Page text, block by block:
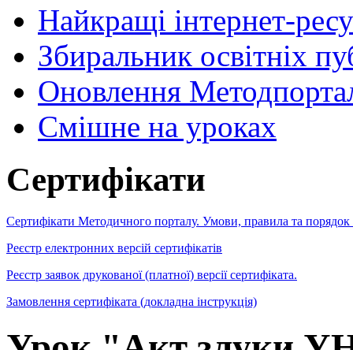
Найкращі інтернет-
Збиральник освітніх
Оновлення
Cмішне на уроках
Сертифікати
Сертифікати Методичного порталу. Умови, правила та порядок
Реєстр електронних версій сертифікатів
Реєстр заявок друкованої (платної) версії сертифіката.
Замовлення сертифіката (докладна інструкція)